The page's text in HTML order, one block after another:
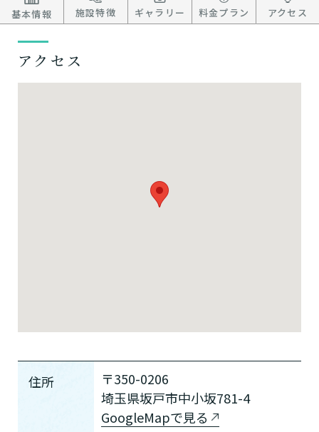
基本情報 施設特徴 ギャラリー 料金プラン アクセス
アクセス
住所
〒350-0206
埼玉県坂戸市中小坂781-4
GoogleMapで見る